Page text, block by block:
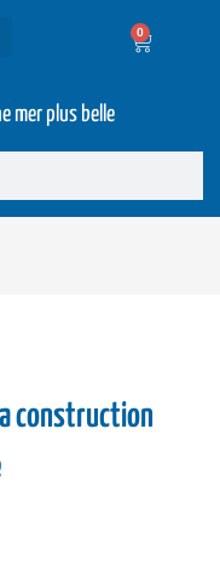
0
mer plus belle
construction